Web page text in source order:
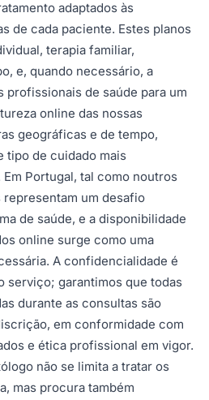
adaptados às
de cada paciente. Estes planos
terapia familiar,
e, quando necessário, a
de saúde para um
online das nossas
geográficas e de tempo,
tipo de cuidado mais
Portugal, tal como noutros
um desafio
de saúde, e a disponibilidade
online surge como uma
A confidencialidade é
serviço; garantimos que todas
durante as consultas são
em conformidade com
e ética profissional em vigor.
não se limita a tratar os
mas procura também